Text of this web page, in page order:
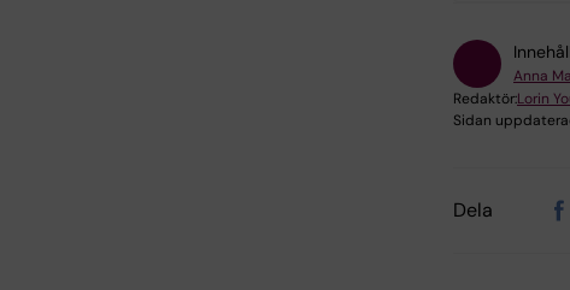
Anna
Redaktör:Lorin
Sidan
Dela